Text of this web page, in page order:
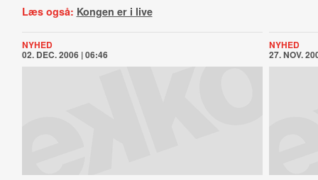
Læs også: Kongen er i live
NYHED
02. DEC. 2006 | 06:46
NYHED
27. NOV.